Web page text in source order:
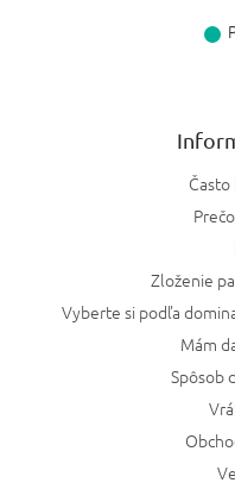
Zloženie
Vyberte si podľa
Mám
Spôsob